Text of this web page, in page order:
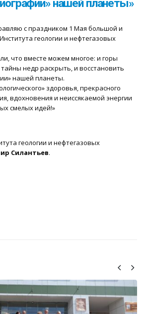
нашей планеты»
с праздником 1 Мая большой и
геологии и нефтегазовых
что вместе можем многое: и горы
недр раскрыть, и восстановить
нашей планеты.
здоровья, прекрасного
вдохновения и неиссякаемой энергии
смелых идей!»
геологии и нефтегазовых
Силантьев.